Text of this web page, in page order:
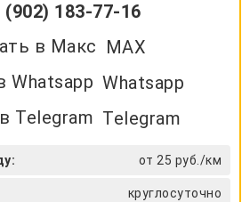
183-77-16
MAX
Whatsapp
Telegram
от 25 руб./км
круглосуточно